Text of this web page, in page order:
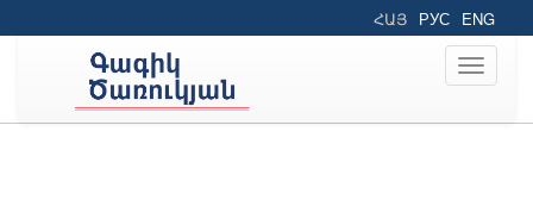
ՀԱՅ РУС ENG
Toggle